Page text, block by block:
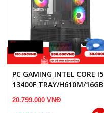
PC GAMING INTEL CORE I5
13400F TRAY/H610M/16GB
RAM/RTX 3060 TI 8GB
20.799.000 VNĐ